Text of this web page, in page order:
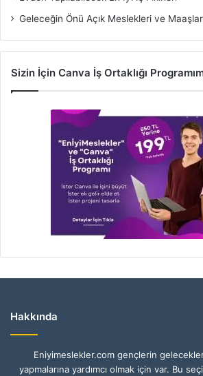
Geleceğin Önü Açık Meslekleri ve
Sizin İçin Canva İş Ortaklığı
Hakkında
Eniyimeslekler.com gençlerin
yapmalarına yardımcı olmak için var. Bu